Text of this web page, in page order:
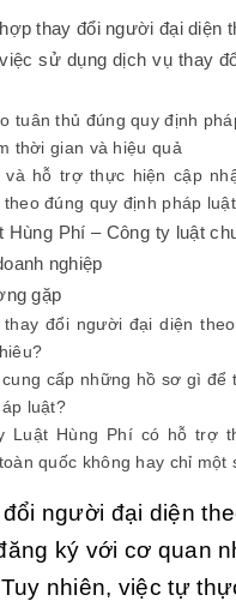
thay đổi người đại diện
sử dụng dịch vụ thay
tuân thủ đúng quy định
thời gian và hiệu quả
và hỗ trợ thực hiện cập
theo đúng quy định pháp
Hùng Phí – Công ty luật
nghiệp
gặp
đổi người đại diện
cấp những hồ sơ gì
luật?
Luật Hùng Phí có hỗ trợ
quốc không hay chỉ một
người đại diện
ký với cơ quan
nhiên, việc tự